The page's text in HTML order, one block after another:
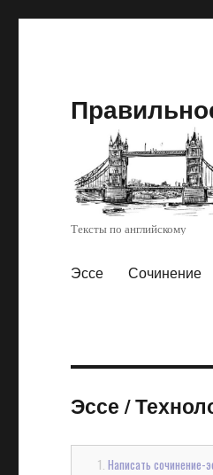
Тексты по английскому
Эссе Сочинение
Эссе/
Написать сочинение-